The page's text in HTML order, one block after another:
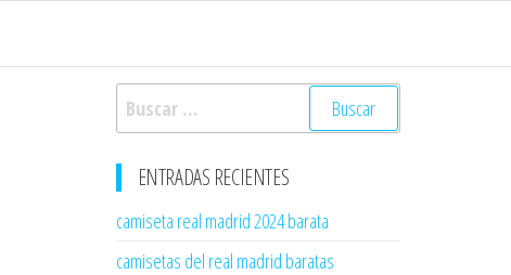
Buscar:
ENTRADAS RECIENTES
camiseta real madrid 2024 barata
camisetas del real madrid baratas